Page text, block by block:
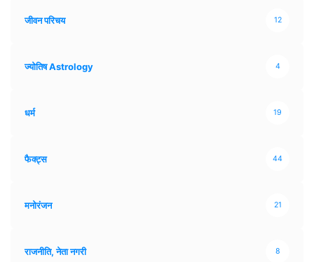
जीवन परिचय 12
ज्योतिष Astrology 4
धर्म 19
फैक्ट्स 44
मनोरंजन 21
राजनीति, नेता नगरी 8